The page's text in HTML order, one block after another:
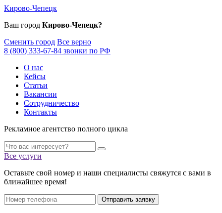
Кирово-Чепецк
Ваш город Кирово-Чепецк?
Сменить город Все верно
8 (800) 333-67-84 звонки по РФ
О нас
Кейсы
Статьи
Вакансии
Сотрудничество
Контакты
Рекламное агентство полного цикла
Все услуги
Оставьте свой номер и наши специалисты свяжутся с вами в
ближайшее время!
Отправить заявку